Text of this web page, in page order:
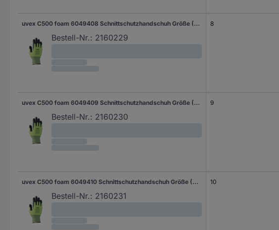
uvex C500 foam 6049408 Schnittschutzhandschuh Größe (Handschuhe): 8 EN 397 1 Paar
Bestell-Nr.: 2160229
8
uvex C500 foam 6049409 Schnittschutzhandschuh Größe (Handschuhe): 9 EN 397 1 Paar
Bestell-Nr.: 2160230
9
uvex C500 foam 6049410 Schnittschutzhandschuh Größe (Handschuhe): 10 EN 397 1 Paar
Bestell-Nr.: 2160231
10